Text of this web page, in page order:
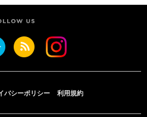
バシーポリシー 利用規約